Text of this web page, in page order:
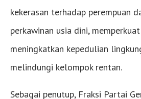
kekerasan terhadap perempuan
perkawinan usia dini,
meningkatkan kepedulian
melindungi kelompok rentan.
Sebagai penutup, Fraksi Partai